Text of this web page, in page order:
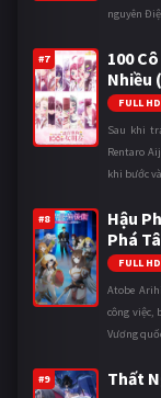
nguyên
#7
100
Nhiều
FULL
Sau khi
Rentaro
khi bước
#8
Hậu
Phá
FULL
Atobe
công việc,
Vương
#9 Thất